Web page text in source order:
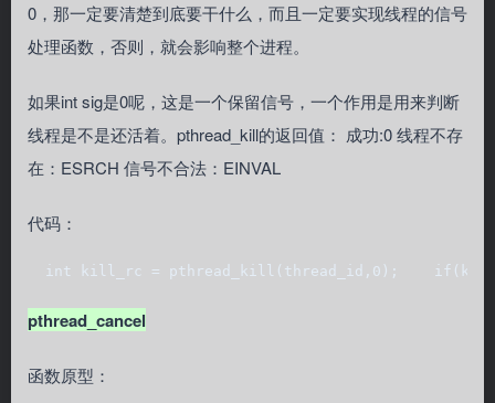
0，那一定要清楚到底要干什么，而且一定要实现线程的信号
处理函数，否则，就会影响整个进程。
如果int sig是0呢，这是一个保留信号，一个作用是用来判断
线程是不是还活着。pthread_kill的返回值： 成功:0 线程不存
在：ESRCH 信号不合法：EINVAL
代码：
int kill_rc = pthread_kill(thread_id,0);
pthread_cancel
函数原型：